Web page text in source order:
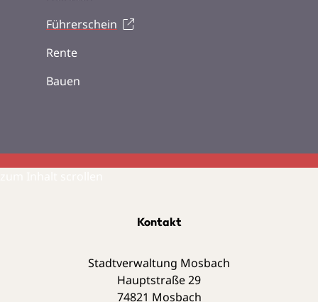
Führerschein
Rente
Bauen
Kontakt
Stadtverwaltung Mosbach
Hauptstraße 29
74821 Mosbach